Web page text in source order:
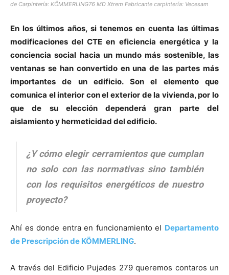
de Carpintería: KÖMMERLING76 MD Xtrem Fabricante carpintería: Vecesam
En los últimos años, si tenemos en cuenta las últimas
modificaciones del CTE en eficiencia energética y la
conciencia social hacia un mundo más sostenible, las
ventanas se han convertido en una de las partes más
importantes de un edificio. Son el elemento que
comunica el interior con el exterior de la vivienda, por lo
que de su elección dependerá gran parte del
aislamiento y hermeticidad del edificio.
¿Y cómo elegir cerramientos que cumplan
no solo con las normativas sino también
con los requisitos energéticos de nuestro
proyecto?
Ahí es donde entra en funcionamiento el Departamento
de Prescripción de KÖMMERLING.
A través del Edificio Pujades 279 queremos contaros un